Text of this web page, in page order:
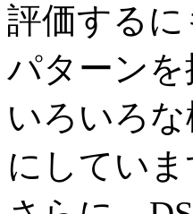
評価する
パターン
いろいろ
にしていま